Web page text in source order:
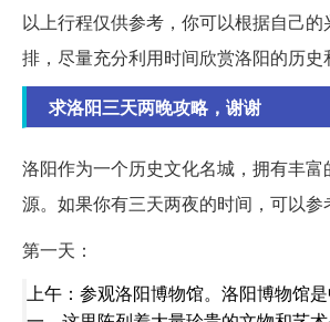
以上行程仅供参考，你可以根据自己
排，尽量充分利用时间欣赏洛阳的历史
求洛阳三天两晚攻略，谢谢
洛阳作为一个历史文化名城，拥有丰富
源。如果你有三天两夜的时间，可以参
第一天：
上午：参观洛阳博物馆。洛阳博物馆